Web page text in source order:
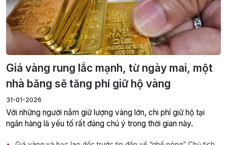
Giá vàng rung lắc mạnh, từ ngày mai, một
nhà băng sẽ tăng phí giữ hộ vàng
31-01-2026
Với những người nắm giữ lượng vàng lớn, chi phí giữ hộ tại
ngân hàng là yếu tố rất đáng chú ý trong thời gian này.